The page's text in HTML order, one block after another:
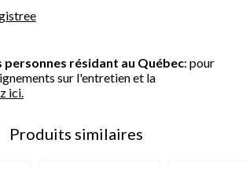
résidant au Québec: pour
sur l'entretien et la
ici.
Produits similaires